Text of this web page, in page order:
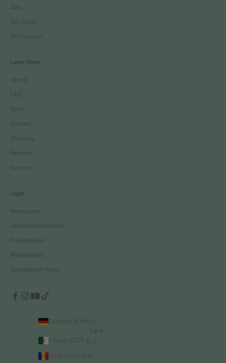
Sale
Gift Cards
All Products
Learn More
About
FAQ
Store
Contact
Shipping
Returns
Partners
Legal
Impressum
Servicevoorwaarden
Privacybeleid
Retourbeleid
Cancellation Form
Duitsland (EUR €)
Land
Andorra (EUR €)